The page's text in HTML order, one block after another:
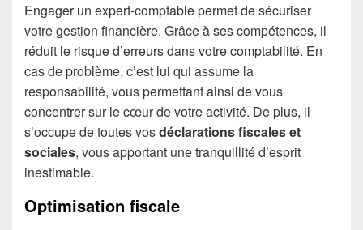
Engager un expert-comptable permet de sécuriser
votre gestion financière. Grâce à ses compétences, il
réduit le risque d’erreurs dans votre comptabilité. En
cas de problème, c’est lui qui assume la
responsabilité, vous permettant ainsi de vous
concentrer sur le cœur de votre activité. De plus, il
s’occupe de toutes vosdéclarations fiscales et
sociales, vous apportant une tranquillité d’esprit
inestimable.
Optimisation fiscale